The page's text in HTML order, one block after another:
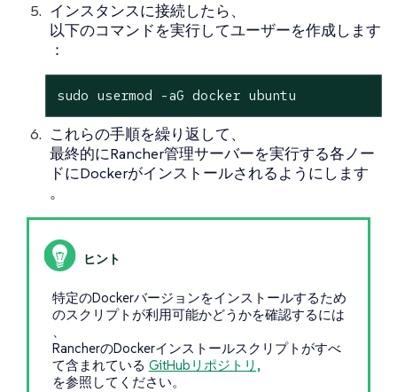
インスタンスに接続したら、
以下のコマンドを実行してユーザーを作成します
：
sudo usermod -aG docker ubuntu
これらの手順を繰り返して、
最終的にRancher管理サーバーを実行する各ノー
ドにDockerがインストールされるようにします
。
特定のDockerバージョンをインストールするため
のスクリプトが利用可能かどうかを確認するには
、
RancherのDockerインストールスクリプトがすべ
て含まれている GitHubリポジトリ,
を参照してください。